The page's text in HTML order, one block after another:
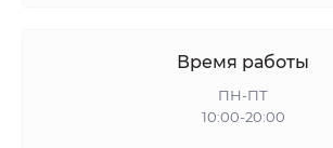
Время работы
ПН-ПТ
10:00-20:00